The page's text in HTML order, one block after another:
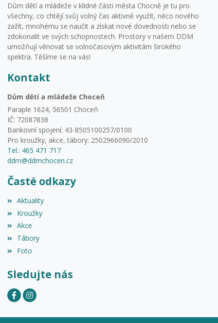
Dům dětí a mládeže v klidné části města Chocně je tu pro
všechny, co chtějí svůj volný čas aktivně využít, něco nového
zažít, mnohému se naučit a získat nové dovednosti nebo se
zdokonalit ve svých schopnostech. Prostory v našem DDM
umožňují věnovat se volnočasovým aktivitám širokého
spektra. Těšíme se na vás!
Kontakt
Dům dětí a mládeže Choceň
Paraple 1624, 56501 Choceň
IČ: 72087838
Bankovní spojení: 43-8505100257/0100
Pro kroužky, akce, tábory: 2502966090/2010
Tel.: 465 471 717
ddm@ddmchocen.cz
Časté odkazy
Aktuality
Kroužky
Akce
Tábory
Foto
Sledujte nás